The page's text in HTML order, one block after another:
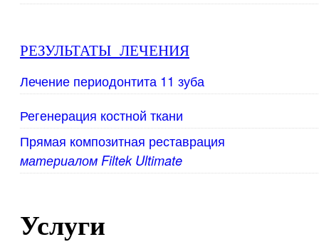
РЕЗУЛЬТАТЫ ЛЕЧЕНИЯ
Лечение периодонтита 11 зуба
Регенерация костной ткани
Прямая композитная реставрация
материалом Filtek Ultimate
Услуги